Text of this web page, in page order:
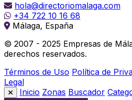
hola@directoriomalaga.com
+34 722 10 16 68
Málaga, España
© 2007 - 2025 Empresas de
derechos reservados.
Términos de Uso Política de
Legal
Inicio Zonas Buscador